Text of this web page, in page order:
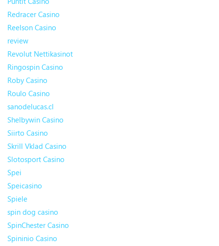
Redracer Casino
Reelson Casino
review
Revolut Nettikasinot
Ringospin Casino
Roby Casino
Roulo Casino
sanodelucas.cl
Shelbywin Casino
Siirto Casino
Skrill Vklad Casino
Slotosport Casino
Spei
Speicasino
Spiele
spin dog casino
SpinChester Casino
Spininio Casino